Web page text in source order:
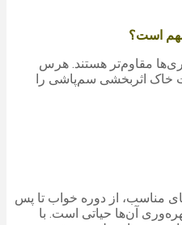
مقاوم‌تر هستند. هرس
خاک اثربخشی سم‌پاشی را
مناسب، از دوره خواب تا پس
آن‌ها حیاتی است. با